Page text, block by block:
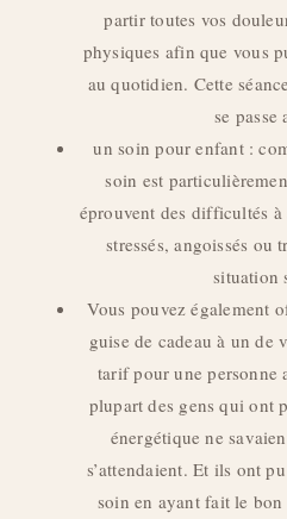
partir toutes vos
physiques afin que vous
au quotidien. Cette
se passe
un soin pour enfant :
soin est
éprouvent des difficultés
stressés, angoissés ou
situation
Vous pouvez également
guise de cadeau à un de
tarif pour une personne
plupart des gens qui ont
énergétique ne
s’attendaient. Et ils ont
soin en ayant fait le